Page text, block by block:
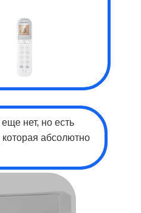
еще нет, но есть
абсолютно